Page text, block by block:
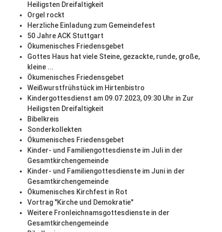
Heiligsten Dreifaltigkeit
Orgel rockt
Herzliche Einladung zum Gemeindefest
50 Jahre ACK Stuttgart
Ökumenisches Friedensgebet
Gottes Haus hat viele Steine, gezackte, runde, große,
kleine ...
Ökumenisches Friedensgebet
Weißwurstfrühstück im Hirtenbistro
Kindergottesdienst am 09.07.2023, 09:30 Uhr in Zur
Heiligsten Dreifaltigkeit
Bibelkreis
Sonderkollekten
Ökumenisches Friedensgebet
Kinder- und Familiengottesdienste im Juli in der
Gesamtkirchengemeinde
Kinder- und Familiengottesdienste im Juni in der
Gesamtkirchengemeinde
Ökumenisches Kirchfest in Rot
Vortrag "Kirche und Demokratie"
Weitere Fronleichnamsgottesdienste in der
Gesamtkirchengemeinde